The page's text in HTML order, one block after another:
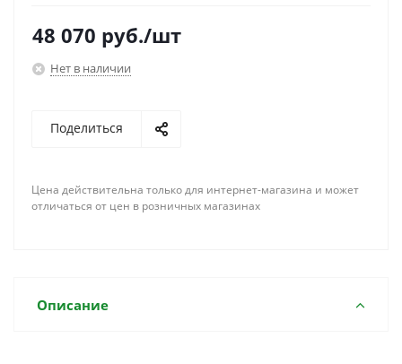
48 070 руб./шт
Нет в наличии
Поделиться
Цена действительна только для интернет-магазина и может
отличаться от цен в розничных магазинах
Описание